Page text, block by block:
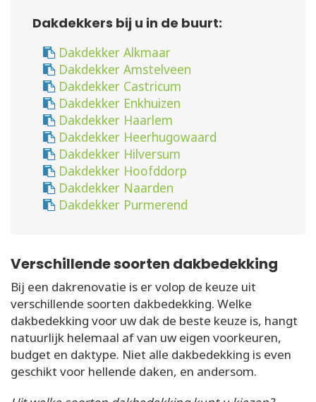
Dakdekkers bij u in de buurt:
Dakdekker Alkmaar
Dakdekker Amstelveen
Dakdekker Castricum
Dakdekker Enkhuizen
Dakdekker Haarlem
Dakdekker Heerhugowaard
Dakdekker Hilversum
Dakdekker Hoofddorp
Dakdekker Naarden
Dakdekker Purmerend
Verschillende soorten dakbedekking
Bij een dakrenovatie is er volop de keuze uit
verschillende soorten dakbedekking. Welke
dakbedekking voor uw dak de beste keuze is, hangt
natuurlijk helemaal af van uw eigen voorkeuren,
budget en daktype. Niet alle dakbedekking is even
geschikt voor hellende daken, en andersom.